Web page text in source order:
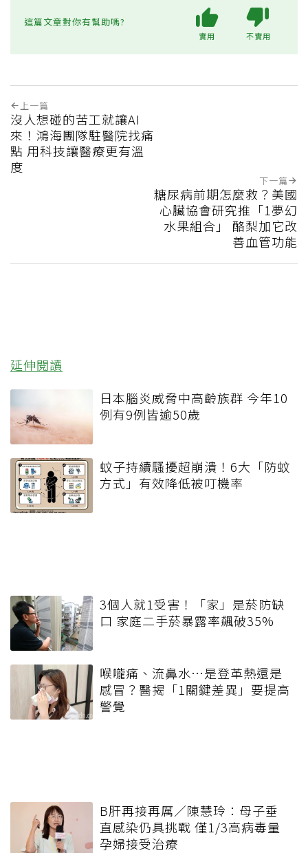
這篇文章對你有幫助嗎?
實用 不實用
上一篇
沒人想碰的苦工就讓AI
來！鴻海團隊駐醫院找痛
點 用科技讓醫療更有溫
度
下一篇
糖尿病前期怎麼救？美國
心臟協會研究推「1夢幻
水果組合」 酪梨加它改
善血管功能
延伸閱讀
日本腦炎威脅中高齡族群 今年10
例有9例皆逾50歲
蚊子持續騷擾超崩潰！6大「防蚊
方式」有效降低被叮機率
3個人就1受害！「家」是菸防缺
口 家庭二手菸暴露率飆破35%
喉嚨痛、流鼻水⋯是登革熱還是
感冒？醫揭「1關鍵差異」要提高
警覺
B肝再接再厲／陳慧玲：母子垂
直感染仍具挑戰 僅1/3高病毒量
孕婦接受治療